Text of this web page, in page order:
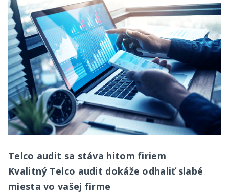
Telco audit sa stáva hitom firiem
Kvalitný Telco audit dokáže odhaliť slabé
miesta vo vašej firme